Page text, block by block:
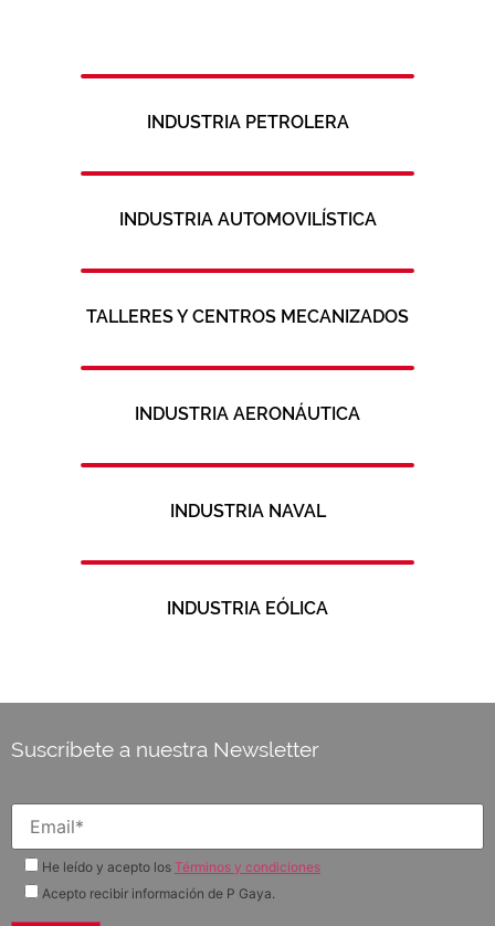
INDUSTRIA PETROLERA
INDUSTRIA AUTOMOVILÍSTICA
TALLERES Y CENTROS MECANIZADOS
INDUSTRIA AERONÁUTICA
INDUSTRIA NAVAL
INDUSTRIA EÓLICA
Suscríbete a nuestra Newsletter
He leído y acepto los Términos y condiciones
Acepto recibir información de P Gaya.